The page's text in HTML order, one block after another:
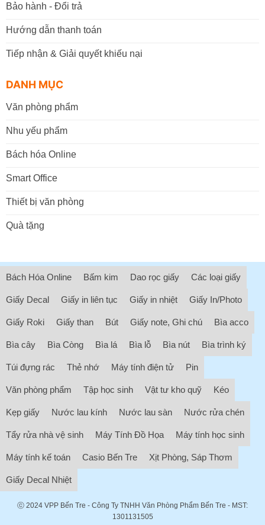
Bảo hành - Đổi trả
Hướng dẫn thanh toán
Tiếp nhận & Giải quyết khiếu nại
DANH MỤC
Văn phòng phẩm
Nhu yếu phẩm
Bách hóa Online
Smart Office
Thiết bị văn phòng
Quà tặng
Bách Hóa Online Bấm kim Dao rọc giấy Các loại giấy
Giấy Decal Giấy in liên tục Giấy in nhiệt Giấy In/Photo
Giấy Roki Giấy than Bút Giấy note, Ghi chú Bìa acco
Bìa cây Bìa Còng Bìa lá Bìa lỗ Bìa nút Bìa trình ký
Túi đựng rác Thẻ nhớ Máy tính điện tử Pin
Văn phòng phẩm Tập học sinh Vật tư kho quỹ Kéo
Kẹp giấy Nước lau kính Nước lau sàn Nước rửa chén
Tẩy rửa nhà vệ sinh Máy Tính Đồ Họa Máy tính học sinh
Máy tính kế toán Casio Bến Tre Xịt Phòng, Sáp Thơm
Giấy Decal Nhiệt
ⓒ 2024 VPP Bến Tre - Công Ty TNHH Văn Phòng Phẩm Bến Tre - MST:
1301131505